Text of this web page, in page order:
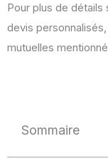
Pour plus de
devis
mutuelles
Sommaire